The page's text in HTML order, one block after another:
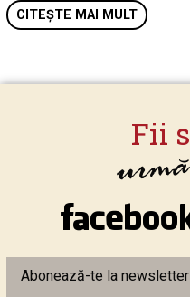
CITEȘTE MAI MULT
Abonează-te la newsletter